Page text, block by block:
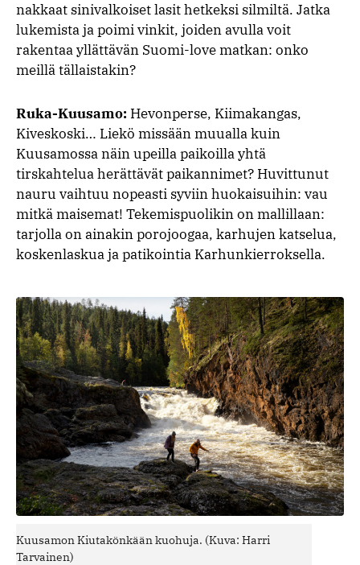
nakkaat sinivalkoiset lasit hetkeksi silmiltä. Jatka
lukemista ja poimi vinkit, joiden avulla voit
rakentaa yllättävän Suomi-love matkan: onko
meillä tällaistakin?
Ruka-Kuusamo: Hevonperse, Kiimakangas,
Kiveskoski… Liekö missään muualla kuin
Kuusamossa näin upeilla paikoilla yhtä
tirskahtelua herättävät paikannimet? Huvittunut
nauru vaihtuu nopeasti syviin huokaisuihin: vau
mitkä maisemat! Tekemispuolikin on mallillaan:
tarjolla on ainakin porojoogaa, karhujen katselua,
koskenlaskua ja patikointia Karhunkierroksella.
Kuusamon Kiutakönkään kuohuja. (Kuva: Harri
Tarvainen)